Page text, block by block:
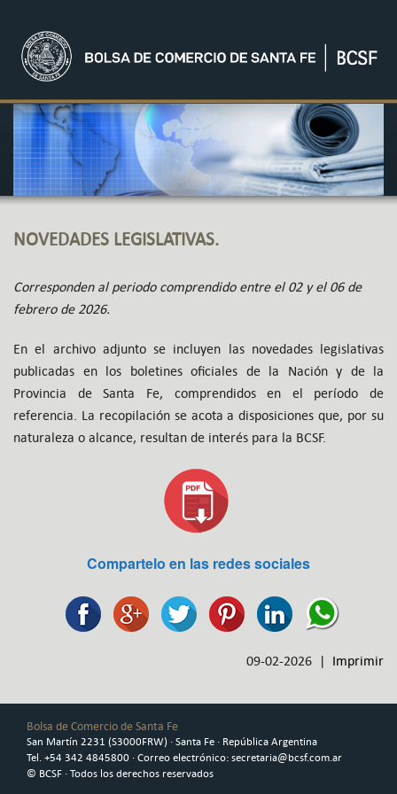
NOVEDADES LEGISLATIVAS.
Corresponden al periodo comprendido entre el 02 y el 06 de
febrero de 2026.
En el archivo adjunto se incluyen las novedades legislativas
publicadas en los boletines oficiales de la Nación y de la
Provincia de Santa Fe, comprendidos en el período de
referencia. La recopilación se acota a disposiciones que, por su
naturaleza o alcance, resultan de interés para la BCSF.
Compartelo en las redes sociales
09-02-2026 | Imprimir
Bolsa de Comercio de Santa Fe
San Martín 2231 (S3000FRW) · Santa Fe · República Argentina
Tel. +54 342 4845800 · Correo electrónico: secretaria@bcsf.com.ar
© BCSF · Todos los derechos reservados